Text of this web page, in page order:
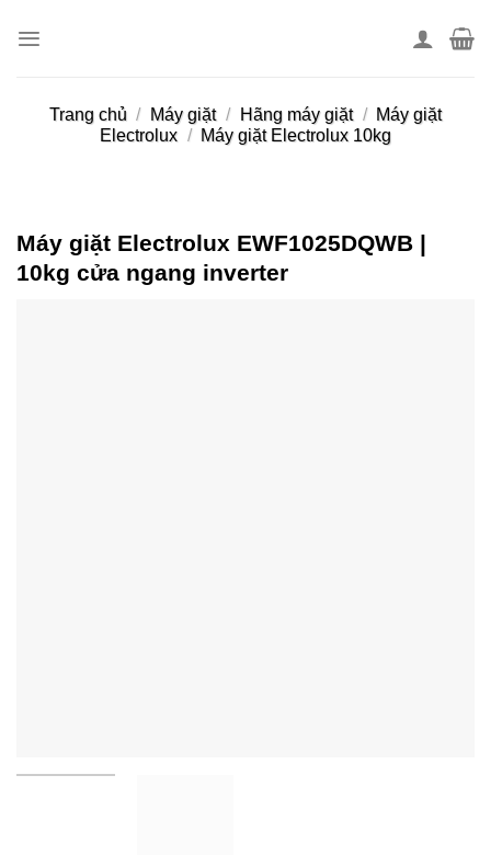
Trang chủ / Máy giặt / Hãng máy giặt /
Máy giặt
Electrolux / Máy giặt Electrolux 10kg
Máy giặt Electrolux EWF1025DQWB |
10kg cửa ngang inverter